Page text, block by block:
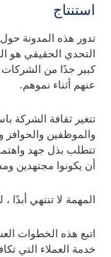
استنتاج
تدور هذه المدونة
التحدي الحقيقي هو
كبير جدًا من الشركات
عنهم أثناء نموهم.
تتغير ثقافة الشركة
والموظفين والحوافز
تتطلب بذل جهد
أن يكونوا مجتهدين
المهمة لا تنتهي أبدًا ،
اتبع هذه الخطوات
خدمة العملاء التي